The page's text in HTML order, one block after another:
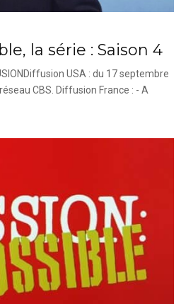
la série : Saison 4
USA : du 17 septembre
CBS. Diffusion France : - A